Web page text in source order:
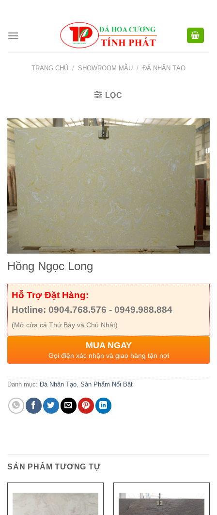
TRANG CHỦ / SHOWROOM MẪU / ĐÁ NHÂN TẠO
LỌC
Hồng Ngọc Long
Hỗ Trợ Đặt Hàng:
Hotline: 0904.768.576 - 0949.988.884
(Mở cửa cả Thứ Bảy và Chủ Nhật)
MUA NGAY
Gọi điện xác nhận và giao hàng tận nơi
Danh mục: Đá Nhân Tạo Sản Phẩm Nổi Bật
SẢN PHẨM TƯƠNG TỰ